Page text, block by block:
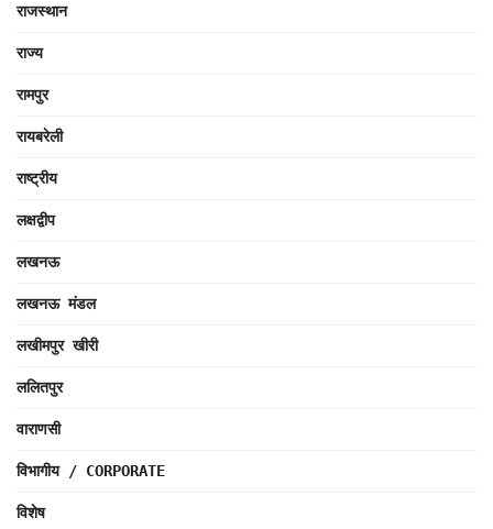
राजस्थान
राज्य
रामपुर
रायबरेली
राष्ट्रीय
लक्षद्वीप
लखनऊ
लखनऊ मंडल
लखीमपुर खीरी
ललितपुर
वाराणसी
विभागीय / CORPORATE
विशेष